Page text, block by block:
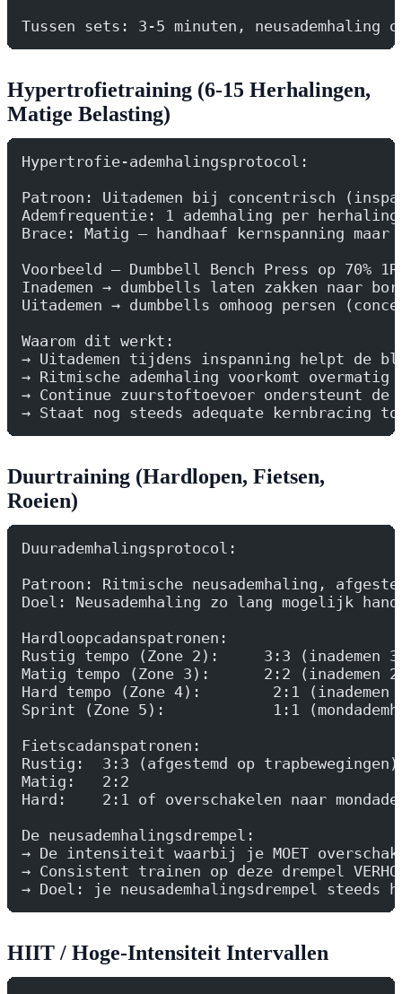
Tussen sets: 3-5 minuten, neusademhaling
Hypertrofietraining (6-15 Herhalingen,
Matige Belasting)
Hypertrofie-ademhalingsprotocol:
Patroon: Uitademen bij concentrisch
Ademfrequentie: 1 ademhaling per
Brace: Matig — handhaaf kernspanning maar
Voorbeeld — Dumbbell Bench Press op 70%
Inademen → dumbbells laten zakken naar
Uitademen → dumbbells omhoog persen
Waarom dit werkt:
→ Uitademen tijdens inspanning helpt de
→ Ritmische ademhaling voorkomt overmatig
→ Continue zuurstoftoevoer ondersteunt
→ Staat nog steeds adequate kernbracing
Duurtraining (Hardlopen, Fietsen,
Roeien)
Duurademhalingsprotocol:
Patroon: Ritmische neusademhaling,
Doel: Neusademhaling zo lang mogelijk
Hardloopcadanspatronen:
Rustig tempo (Zone 2):     3:3 (inademen 3
Matig tempo (Zone 3):      2:2 (inademen 2
Hard tempo (Zone 4):        2:1 (inademen
Sprint (Zone 5):            1:1
Fietscadanspatronen:
Rustig:  3:3 (afgestemd op trapbewegingen)
Matig:   2:2
Hard:    2:1 of overschakelen naar
De neusademhalingsdrempel:
→ De intensiteit waarbij je MOET
→ Consistent trainen op deze drempel
→ Doel: je neusademhalingsdrempel steeds
HIIT / Hoge-Intensiteit Intervallen